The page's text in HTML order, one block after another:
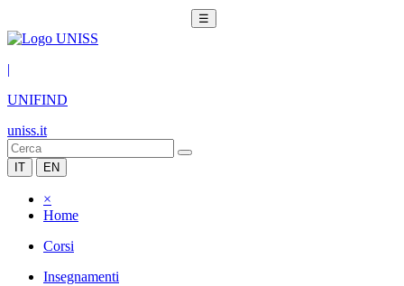
☰
|
UNIFIND
uniss.it
IT EN
×
Home
Corsi
Insegnamenti